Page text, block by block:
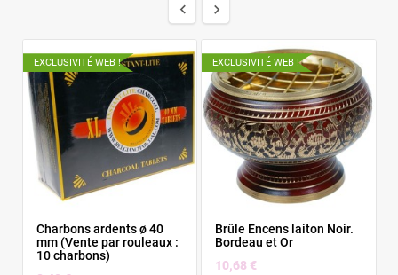
 
EXCLUSIVITÉ WEB !
Charbons ardents ø 40
mm (Vente par rouleaux :
10 charbons)
EXCLUSIVITÉ WEB !
Brûle Encens laiton Noir.
Bordeau et Or
10,68 €